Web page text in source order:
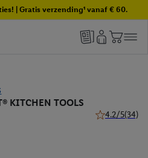
| Gratis verzending¹ vanaf € 60.
KITCHEN TOOLS
4.2/5(34)